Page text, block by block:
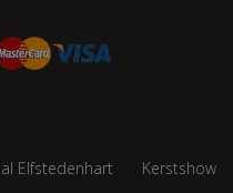
Elfstedenhart
Kerstshow